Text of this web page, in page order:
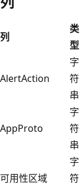
列
类
型
AlertAction
字
符
串
AppProto
字
符
串
可用性区域
字
符